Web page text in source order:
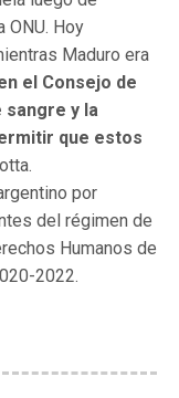
ONU. Hoy
Maduro era
el Consejo de
sangre y la
que estos
por
del régimen de
Humanos de
2022.